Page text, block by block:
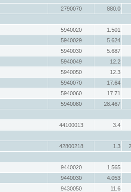
2790070
880.0
5940020
1.501
5940029
5.624
5940030
5.687
5940049
12.2
5940050
12.3
5940070
17.64
5940060
17.71
5940080
28.467
44100013
3.4
42800218 1.3
9440020
1.565
9440030
4.053
9430050
11.6